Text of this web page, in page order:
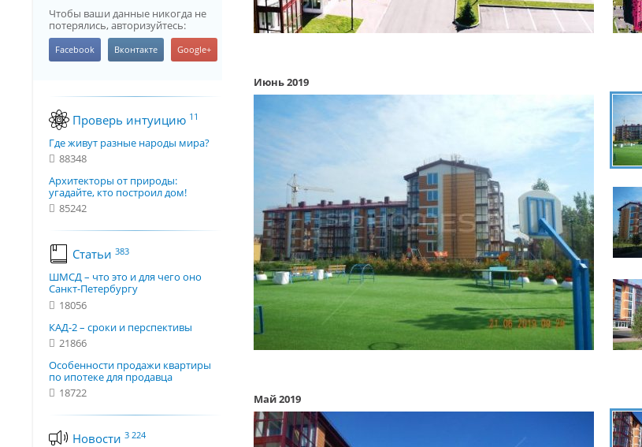
Чтобы ваши данные никогда не
потерялись, авторизуйтесь:
Проверь интуицию 11
Где живут разные народы мира?
88348
Архитекторы от природы:
угадайте, кто построил дом!
85242
Статьи 383
ШМСД – что это и для чего оно
Санкт-Петербургу
18056
КАД-2 – сроки и перспективы
21866
Особенности продажи квартиры
по ипотеке для продавца
18722
Новости 3 224
Июнь 2019
Май 2019